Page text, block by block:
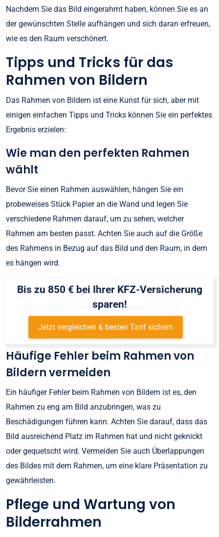
Nachdem Sie das Bild eingerahmt haben, können Sie es an
der gewünschten Stelle aufhängen und sich daran erfreuen,
wie es den Raum verschönert.
Tipps und Tricks für das
Rahmen von Bildern
Das Rahmen von Bildern ist eine Kunst für sich, aber mit
einigen einfachen Tipps und Tricks können Sie ein perfektes
Ergebnis erzielen:
Wie man den perfekten Rahmen
wählt
Bevor Sie einen Rahmen auswählen, hängen Sie ein
probeweises Stück Papier an die Wand und legen Sie
verschiedene Rahmen darauf, um zu sehen, welcher
Rahmen am besten passt. Achten Sie auch auf die Größe
des Rahmens in Bezug auf das Bild und den Raum, in dem
es hängen wird.
Bis zu 850 € bei Ihrer KFZ-Versicherung
sparen!
Jetzt vergleichen & besten Tarif sichern
Häufige Fehler beim Rahmen von
Bildern vermeiden
Ein häufiger Fehler beim Rahmen von Bildern ist es, den
Rahmen zu eng am Bild anzubringen, was zu
Beschädigungen führen kann. Achten Sie darauf, dass das
Bild ausreichend Platz im Rahmen hat und nicht geknickt
oder gequetscht wird. Vermeiden Sie auch Überlappungen
des Bildes mit dem Rahmen, um eine klare Präsentation zu
gewährleisten.
Pflege und Wartung von
Bilderrahmen